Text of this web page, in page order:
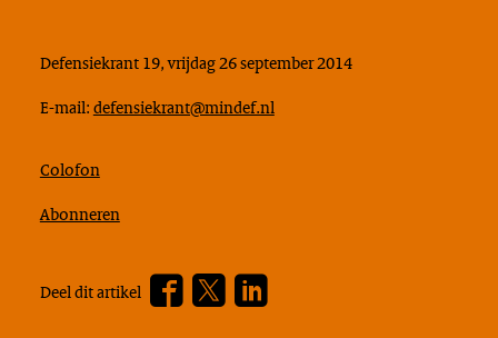
Defensiekrant 19, vrijdag 26 september 2014
E-mail: defensiekrant@mindef.nl
Colofon
Abonneren
Deel dit artikel
Facebook
Twitter???
footer.linkedin.label???